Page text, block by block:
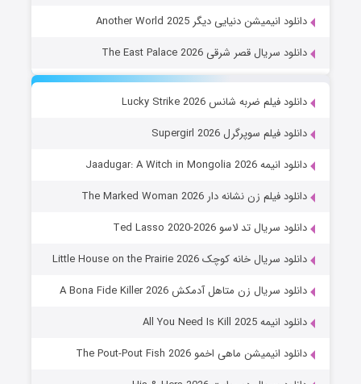
دانلود انیمیشن دنیایی دیگر Another World 2025
دانلود سریال قصر شرقی The East Palace 2026
دانلود فیلم ضربه شانس Lucky Strike 2026
دانلود فیلم سوپرگرل Supergirl 2026
دانلود انیمه Jaadugar: A Witch in Mongolia 2026
دانلود فیلم زن نشانه دار The Marked Woman 2026
دانلود سریال تد لاسو Ted Lasso 2020-2026
دانلود سریال خانه کوچک Little House on the Prairie 2026
دانلود سریال زن متاهل آدمکش A Bona Fide Killer 2026
دانلود انیمه All You Need Is Kill 2025
دانلود انیمیشن ماهی اخمو The Pout-Pout Fish 2026